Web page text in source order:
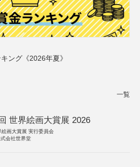
ング《2026年夏》
一覧
世界絵画大賞展 2026
絵画大賞展 実行委員会
会社世界堂